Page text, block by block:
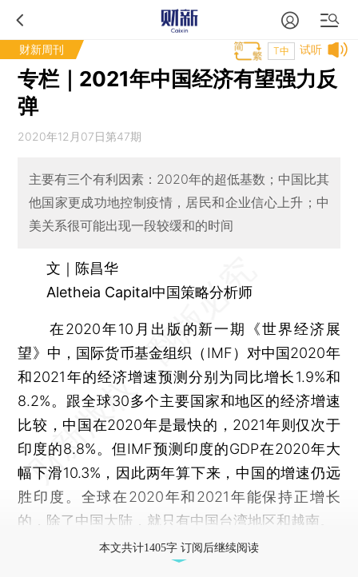
财新周刊 试听
T中
专栏｜2021年中国经济有望强力反
弹
2020年12月07日第47期
主要有三个有利因素：2020年的超低基数；中国比其
他国家更成功地控制疫情，居民和企业信心上升；中
美关系很可能出现一段较缓和的时间
文｜陈昌华
Aletheia Capital中国策略分析师
在2020年10月出版的新一期《世界经济展
望》中，国际货币基金组织（IMF）对中国2020年
和2021年的经济增速预测分别为同比增长1.9%和
8.2%。跟全球30多个主要国家和地区的经济增速
比较，中国在2020年是最快的，2021年则仅次于
印度的8.8%。但IMF预测印度的GDP在2020年大
幅下滑10.3%，因此两年算下来，中国的增速仍远
胜印度。全球在2020年和2021年能保持正增长
的，除了中国大陆，就只有中国台湾地区和越南。
本文共计1405字 订阅后继续阅读